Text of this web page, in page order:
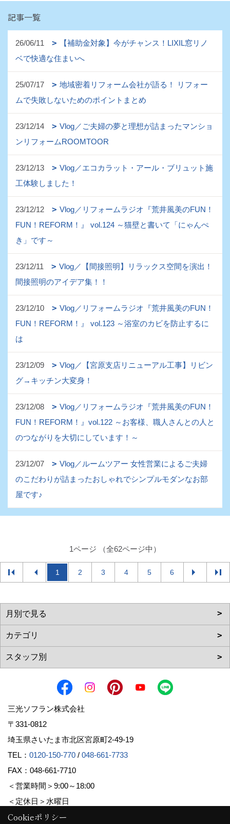
記事一覧
26/06/11
【補助金対象】今がチャンス！LIXIL窓リノ
ベで快適な住まいへ
25/07/17
地域密着リフォーム会社が語る！ リフォー
ムで失敗しないためのポイントまとめ
23/12/14
Vlog／ご夫婦の夢と理想が詰まったマンショ
ンリフォームROOMTOOR
23/12/13
Vlog／エコカラット・アール・ブリュット施
工体験しました！
23/12/12
Vlog／リフォームラジオ『荒井風美のFUN！
FUN！REFORM！』 vol.124 ～猫壁と書いて「にゃんぺ
き」です～
23/12/11
Vlog／【間接照明】リラックス空間を演出！
間接照明のアイデア集！！
23/12/10
Vlog／リフォームラジオ『荒井風美のFUN！
FUN！REFORM！』 vol.123 ～浴室のカビを防止するに
は
23/12/09
Vlog／【宮原支店リニューアル工事】リビン
グ→キッチン大変身！
23/12/08
Vlog／リフォームラジオ『荒井風美のFUN！
FUN！REFORM！』vol.122 ～お客様、職人さんとの人と
のつながりを大切にしています！～
23/12/07
Vlog／ルームツアー 女性営業によるご夫婦
のこだわりが詰まったおしゃれでシンプルモダンなお部
屋です♪
1ページ （全62ページ中）
1 2 3 4 5 6
三光ソフラン株式会社
〒331-0812
埼玉県さいたま市北区宮原町2-49-19
TEL： 0120-150-770 / 048-661-7733
FAX：048-661-7710
＜営業時間＞9:00～18:00
＜定休日＞水曜日
Cookieポリシー